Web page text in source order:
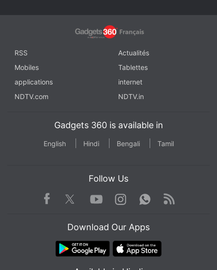
RSS
Actualités
Mobiles
Tablettes
applications
internet
NDTV.com
NDTV.in
Gadgets 360 is available in
English Hindi Bengali Tamil
Follow Us
Facebook TwitterYoutube
Instagram WhatsApp
Rss
Download Our Apps